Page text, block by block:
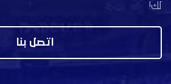
لك!
اتصل بنا